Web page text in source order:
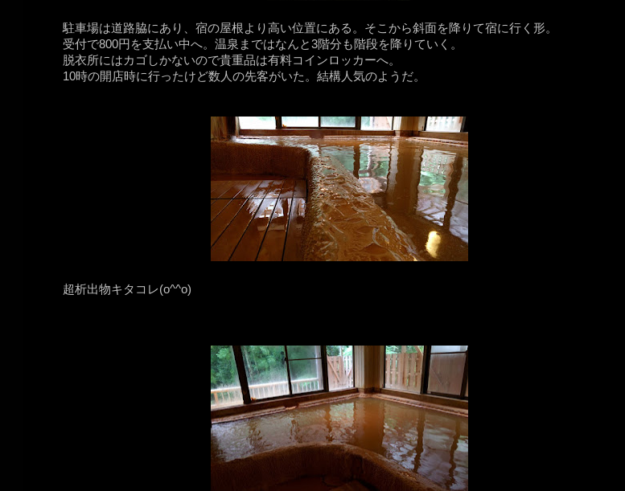
駐車場は道路脇にあり、宿の屋根より高い位置にある。そこから斜面を降りて宿に行く形。
受付で800円を支払い中へ。温泉まではなんと3階分も階段を降りていく。
脱衣所にはカゴしかないので貴重品は有料コインロッカーへ。
10時の開店時に行ったけど数人の先客がいた。結構人気のようだ。
超析出物キタコレ(o^^o)